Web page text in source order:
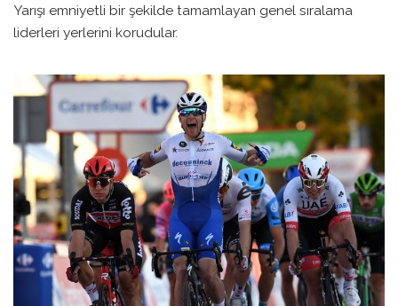
Yarışı emniyetli bir şekilde tamamlayan genel sıralama
liderleri yerlerini korudular.